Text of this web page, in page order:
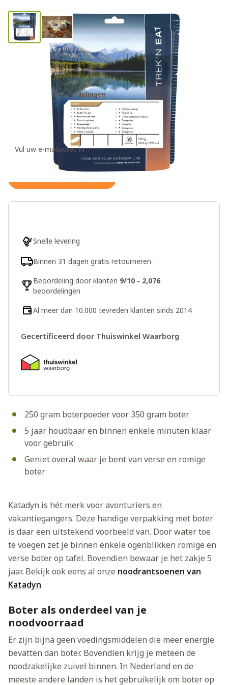
Trek'n Eat zakje boter
noodrantsoen
0 beoordelingen
Ontvang een weer op voorraad notificatie
250 gram boterpoeder voor 350 gram boter
5 jaar houdbaar en binnen enkele minuten klaar
voor gebruik
Geniet overal waar je bent van verse en romige
boter
Snelle levering
Binnen 31 dagen gratis retourneren
Beoordeling door klanten 9/10 - 2,076
beoordelingen
Al meer dan 10.000 tevreden klanten sinds 2014
Gecertificeerd door Thuiswinkel Waarborg
Katadyn is hét merk voor avonturiers en
vakantiegangers. Deze handige verpakking met boter
is daar een uitstekend voorbeeld van. Door water toe
te voegen zet je binnen enkele ogenblikken romige en
verse boter op tafel. Bovendien bewaar je het zakje 5
jaar. Bekijk ook eens al onze noodrantsoenen van
Katadyn.
Boter als onderdeel van je
noodvoorraad
Er zijn bijna geen voedingsmiddelen die meer energie
bevatten dan boter. Bovendien krijg je meteen de
noodzakelijke zuivel binnen. In Nederland en de
meeste andere landen is het gebruikelijk om boter op